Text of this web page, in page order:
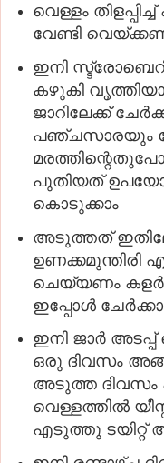
വെള്ളം
വേണ്ടി
ഇനി
കഴുകി
ജാറിലേക്ക്
പഞ്ചസാരയും
പുതിയത്
കൊടുക്കാം
അടുത്തത്
ഉണക്കമുന്തിരി
ചെയ്യണം കളർ
ഇപ്പോൾ
ഇനി ജാർ
ഒരു ദിവസം
അടുത്ത ദിവസം
വെള്ളത്തിൽ
എടുത്തു ടയിറ്റ്